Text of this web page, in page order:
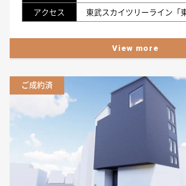
アクセス
View more
ご成約済